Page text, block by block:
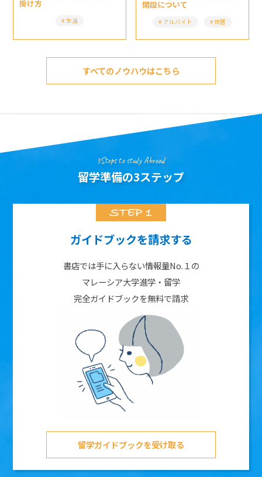
掛け方
生活
開設について
アルバイト 住居
すべてのノウハウはこちら
3Steps to study Abroad
留学準備の3ステップ
ガイドブックを請求する
書店では手に入らない情報量No.１の
マレーシア大学進学・留学
完全ガイドブックを無料で請求
留学ガイドブックを受け取る